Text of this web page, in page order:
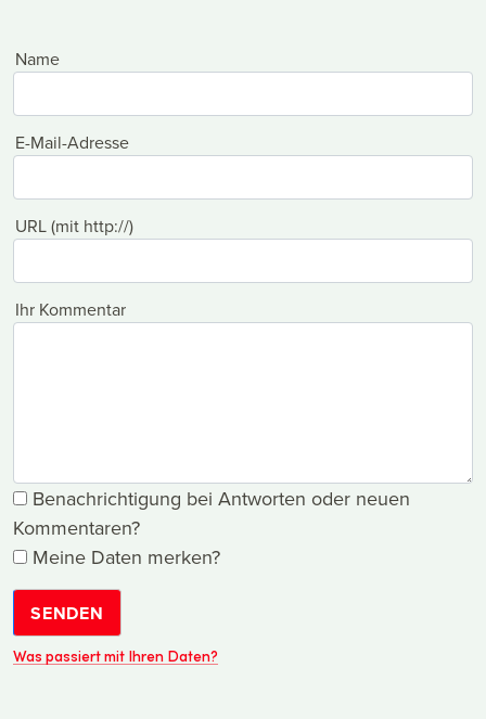
Name
E-Mail-Adresse
URL (mit http://)
Ihr Kommentar
Benachrichtigung bei Antworten oder neuen
Kommentaren?
Meine Daten merken?
SENDEN
Was passiert mit Ihren Daten?